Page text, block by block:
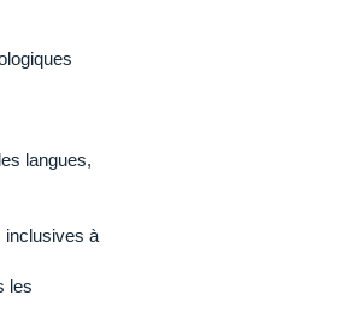
langues,
inclusives à
les